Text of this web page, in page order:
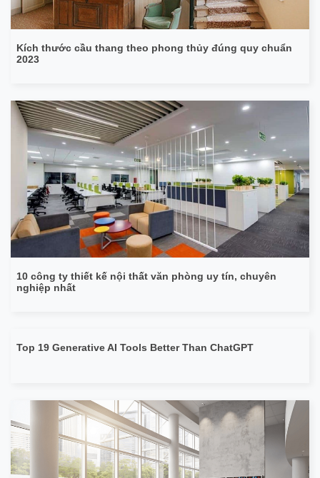
Kích thước cầu thang theo phong thủy đúng quy chuẩn
2023
10 công ty thiết kế nội thất văn phòng uy tín, chuyên
nghiệp nhất
Top 19 Generative AI Tools Better Than ChatGPT